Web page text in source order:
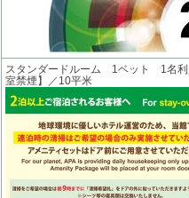
スタンダードルーム 1ベット 1名
室禁煙】／10平米